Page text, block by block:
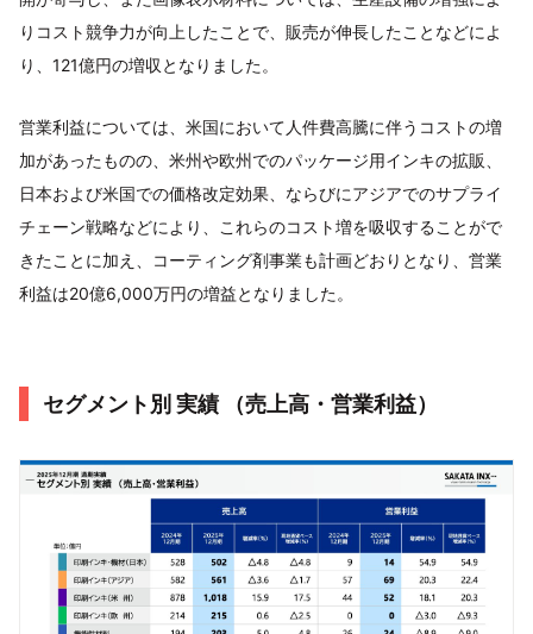
りコスト競争力が向上したことで、販売が伸長したことなどによ
り、121億円の増収となりました。
営業利益については、米国において人件費高騰に伴うコストの増
加があったものの、米州や欧州でのパッケージ用インキの拡販、
日本および米国での価格改定効果、ならびにアジアでのサプライ
チェーン戦略などにより、これらのコスト増を吸収することがで
きたことに加え、コーティング剤事業も計画どおりとなり、営業
利益は20億6,000万円の増益となりました。
セグメント別 実績 （売上高・営業利益）